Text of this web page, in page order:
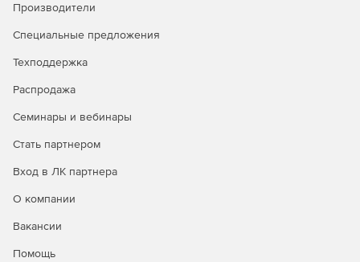
Производители
Специальные предложения
Техподдержка
Распродажа
Семинары и вебинары
Стать партнером
Вход в ЛК партнера
О компании
Вакансии
Помощь